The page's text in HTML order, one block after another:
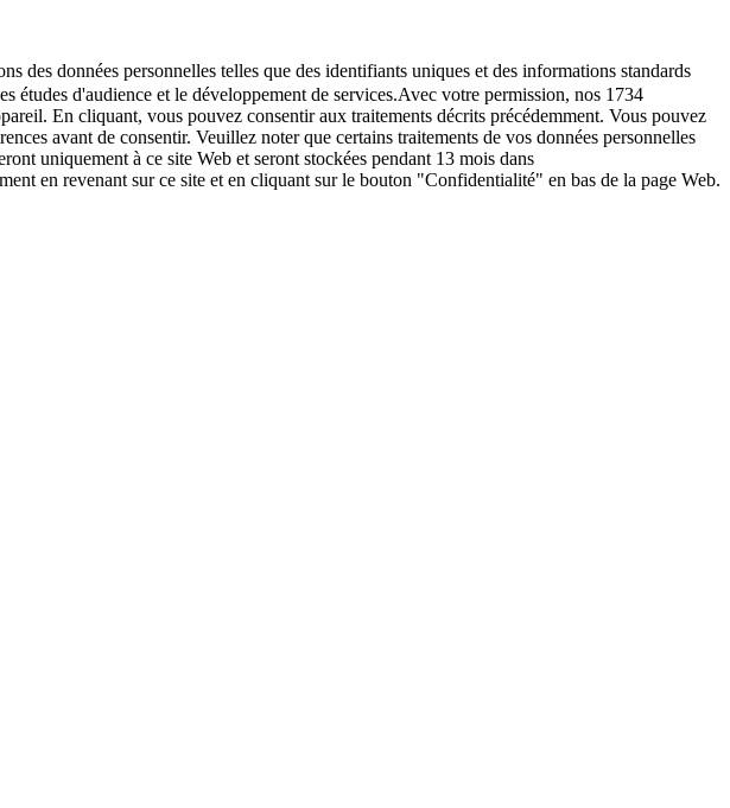
des données personnelles telles que des identifiants uniques et des informations standards
études d'audience et le développement de services.Avec votre permission, nos 1734
En cliquant, vous pouvez consentir aux traitements décrits précédemment. Vous pouvez
avant de consentir. Veuillez noter que certains traitements de vos données personnelles
uniquement à ce site Web et seront stockées pendant 13 mois dans
en revenant sur ce site et en cliquant sur le bouton "Confidentialité" en bas de la page Web.